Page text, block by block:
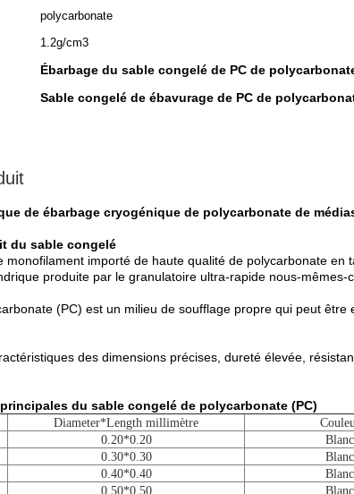
polycarbonate
1.2g/cm3
Ébarbage du sable congelé de PC de
Sable congelé de ébavurage de PC de
de ébarbage cryogénique de polycarbonate de
du sable congelé
monofilament importé de haute qualité de polycarbonate en
produite par le granulatoire ultra-rapide nous-mêmes-
(PC) est un milieu de soufflage propre qui peut
des dimensions précises, dureté élevée,
du sable congelé de polycarbonate (PC)
Diameter*Length millimètre
0.20*0.20
Blanc
0.30*0.30
Blanc
0.40*0.40
Blanc
0.50*0.50
Blanc